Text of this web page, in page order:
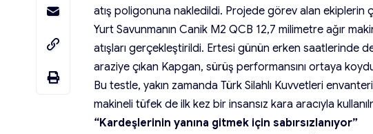
atış poligonuna nakledildi. Projede görev alan ekiplerin
Yurt Savunmanın Canik M2 QCB 12,7 milimetre ağır
atışları gerçekleştirildi. Ertesi günün erken saatlerinde
araziye çıkan Kapgan, sürüş performansını ortaya
Bu testle, yakın zamanda Türk Silahlı Kuvvetleri
makineli tüfek de ilk kez bir insansız kara aracıyla
“Kardeşlerinin yanına gitmek için sabırsızlanıyor”